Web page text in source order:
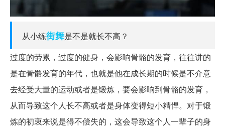
从小练街舞是不是就长不高？
过度的劳累，过度的健身，会影响骨骼的发育，往往讲的
是在骨骼发育的年代，也就是他在成长期的时候是不介意
去经受大量的运动或者是锻炼，要会影响到骨骼的发育，
从而导致这个人长不高或者是身体变得短小精悍。对于锻
炼的初衷来说是得不偿失的，这会导致这个人一辈子的身